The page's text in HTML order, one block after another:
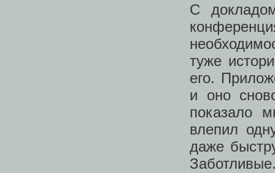
С
туже
его.
и оно
показало
влепил
даже